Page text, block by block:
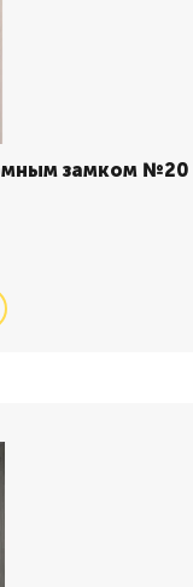
замком №20